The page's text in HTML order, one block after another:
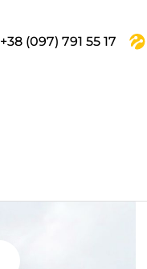
+38 (097) 791 55 17